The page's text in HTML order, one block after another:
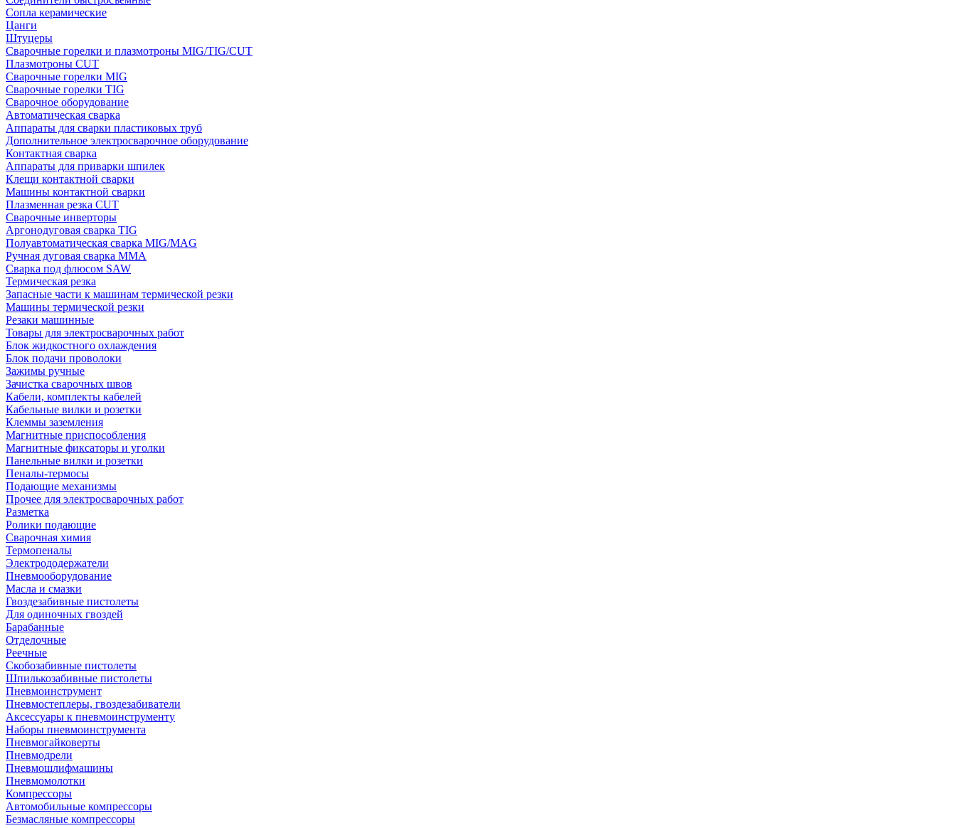
Сопла керамические
Цанги
Штуцеры
Сварочные горелки и плазмотроны MIG/TIG/CUT
Плазмотроны CUT
Сварочные горелки MIG
Сварочные горелки TIG
Сварочное оборудование
Автоматическая сварка
Аппараты для сварки пластиковых труб
Дополнительное электросварочное оборудование
Контактная сварка
Аппараты для приварки шпилек
Клещи контактной сварки
Машины контактной сварки
Плазменная резка CUT
Сварочные инверторы
Аргонодуговая сварка TIG
Полуавтоматическая сварка MIG/MAG
Ручная дуговая сварка MMA
Сварка под флюсом SAW
Термическая резка
Запасные части к машинам термической резки
Машины термической резки
Резаки машинные
Товары для электросварочных работ
Блок жидкостного охлаждения
Блок подачи проволоки
Зажимы ручные
Зачистка сварочных швов
Кабели, комплекты кабелей
Кабельные вилки и розетки
Клеммы заземления
Магнитные приспособления
Магнитные фиксаторы и уголки
Панельные вилки и розетки
Пеналы-термосы
Подающие механизмы
Прочее для электросварочных работ
Разметка
Ролики подающие
Сварочная химия
Термопеналы
Электрододержатели
Пневмооборудование
Масла и смазки
Гвоздезабивные пистолеты
Для одиночных гвоздей
Барабанные
Отделочные
Реечные
Скобозабивные пистолеты
Шпилькозабивные пистолеты
Пневмоинструмент
Пневмостеплеры, гвоздезабиватели
Аксессуары к пневмоинструменту
Наборы пневмоинструмента
Пневмогайковерты
Пневмодрели
Пневмошлифмашины
Пневмомолотки
Компрессоры
Автомобильные компрессоры
Безмасляные компрессоры